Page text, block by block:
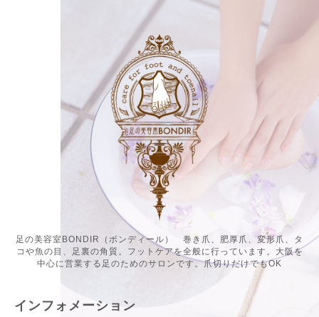
足の美容室BONDIR（ボンディール） 巻き爪、肥厚爪、変形爪、タ
コや魚の目、足裏の角質。フットケアを全般に行っています。大阪を
中心に営業する足のためのサロンです。爪切りだけでもOK
インフォメーション